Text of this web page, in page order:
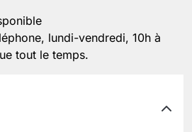
lundi-vendredi, 10h à
tout le temps.